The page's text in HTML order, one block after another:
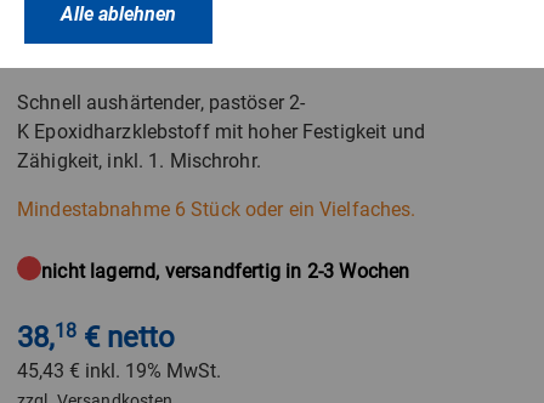
Schnell aushärtender, pastöser 2-
K Epoxidharzklebstoff mit hoher Festigkeit und
Zähigkeit, inkl. 1. Mischrohr.
Mindestabnahme 6 Stück oder ein Vielfaches.
nicht lagernd, versandfertig in 2-3 Wochen
38,18 € netto
45,43 € inkl. 19% MwSt.
Alle ablehnen